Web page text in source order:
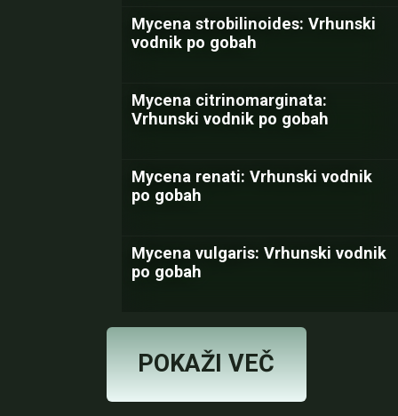
Mycena strobilinoides: Vrhunski
vodnik po gobah
Mycena citrinomarginata:
Vrhunski vodnik po gobah
Mycena renati: Vrhunski vodnik
po gobah
Mycena vulgaris: Vrhunski vodnik
po gobah
POKAŽI VEČ